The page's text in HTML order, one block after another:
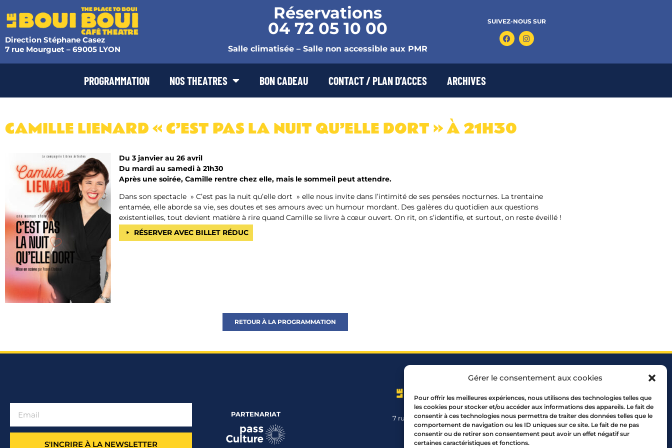
Gérer le consentement aux cookies
Pour offrir les meilleures expériences, nous utilisons des technologies telles que
les cookies pour stocker et/ou accéder aux informations des appareils. Le fait de
consentir à ces technologies nous permettra de traiter des données telles que le
comportement de navigation ou les ID uniques sur ce site. Le fait de ne pas
consentir ou de retirer son consentement peut avoir un effet négatif sur
certaines caractéristiques et fonctions.
Direction Stéphane Casez
7 rue Mourguet – 69005 LYON
Réservations
04 72 05 10 00
Salle climatisée – Salle non accessible aux PMR
SUIVEZ-NOUS SUR
PROGRAMMATION NOS THEATRES BON CADEAU CONTACT / PLAN D’ACCES ARCHIVES
CAMILLE LIENARD « C’EST PAS LA NUIT QU’ELLE DORT » À 21H30
Du 3 janvier au 26 avril
Du mardi au samedi à 21h30
Après une soirée, Camille rentre chez elle, mais le sommeil peut attendre.
Dans son spectacle » C’est pas la nuit qu’elle dort » elle nous invite dans l’intimité de ses pensées nocturnes. La trentaine
entamée, elle aborde sa vie, ses doutes et ses amours avec un humour mordant. Des galères du quotidien aux questions
existentielles, tout devient matière à rire quand Camille se livre à cœur ouvert. On rit, on s’identifie, et surtout, on reste éveillé !
RÉSERVER AVEC BILLET RÉDUC
RETOUR À LA PROGRAMMATION
S'INCRIRE À LA NEWSLETTER
PARTENARIAT
7 rue Mourguet 69005 LYON
04 72 05 10 00